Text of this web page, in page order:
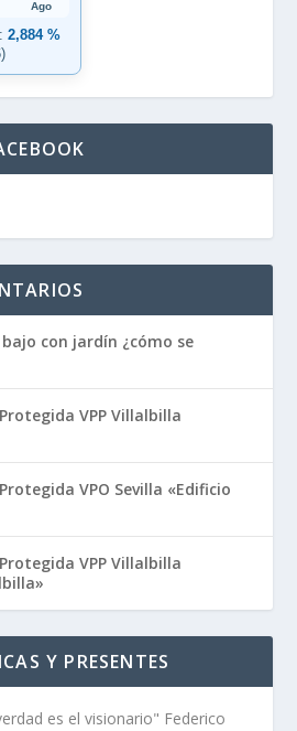
Ago
2,884 %
con jardín ¿cómo se
VPP Villalbilla
VPO Sevilla «Edificio
VPP Villalbilla
Y PRESENTES
es el visionario" Federico